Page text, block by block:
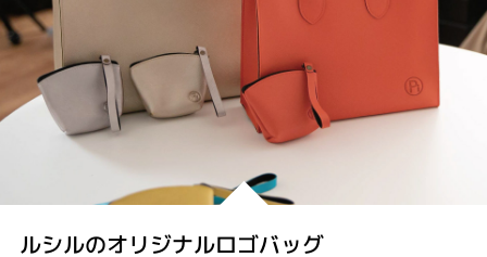
ルシルのオリジナルロゴバッグ